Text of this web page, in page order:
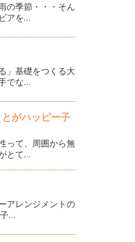
の季節・・・そん
アを…
」基礎をつくる大
でな…
がハッピー子
って、周囲から無
とて…
アレンジメントの
…